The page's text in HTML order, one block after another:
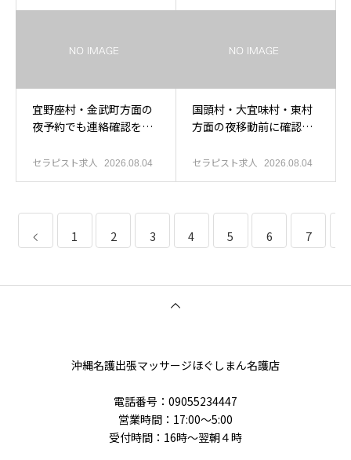
宜野座村・金武町方面の
夜予約でも連絡確認を大
セラピスト求人 2026.08.04
国頭村・大宜味村・東村
方面の夜移動前に確認を
セラピスト求人 2026.08.04
1 2 3 4 5 6 7
沖縄名護出張マッサージほぐしまん名護店
電話番号‭：09055234447
営業時間：17:00～5:00
受付時間：16時〜翌朝４時